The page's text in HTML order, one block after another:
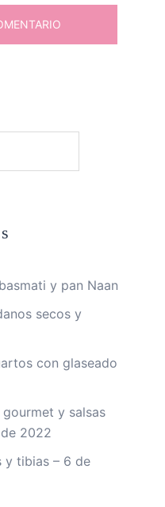
y pan Naan
secos y
con glaseado
y salsas
2022
y tibias – 6 de